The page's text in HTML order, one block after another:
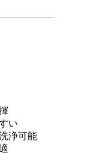
い
浄可能